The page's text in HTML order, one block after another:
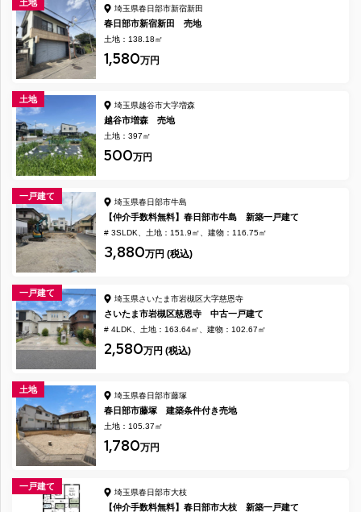
土地
埼玉県春日部市新宿新田
春日部市新宿新田 売地
土地：138.18㎡
1,580万円
土地
埼玉県越谷市大字増森
越谷市増森 売地
土地：397㎡
500万円
一戸建て
埼玉県春日部市牛島
【仲介手数料無料】春日部市牛島 新築一戸建て
# 3SLDK 土地：151.9㎡ 建物：116.75㎡
3,880万円 (税込)
一戸建て
埼玉県さいたま市岩槻区大字慈恩寺
さいたま市岩槻区慈恩寺 中古一戸建て
# 4LDK 土地：163.64㎡ 建物：102.67㎡
2,580万円 (税込)
土地
埼玉県春日部市藤塚
春日部市藤塚 建築条件付き売地
土地：105.37㎡
1,780万円
一戸建て
埼玉県春日部市大枝
【仲介手数料無料】春日部市大枝 新築一戸建て